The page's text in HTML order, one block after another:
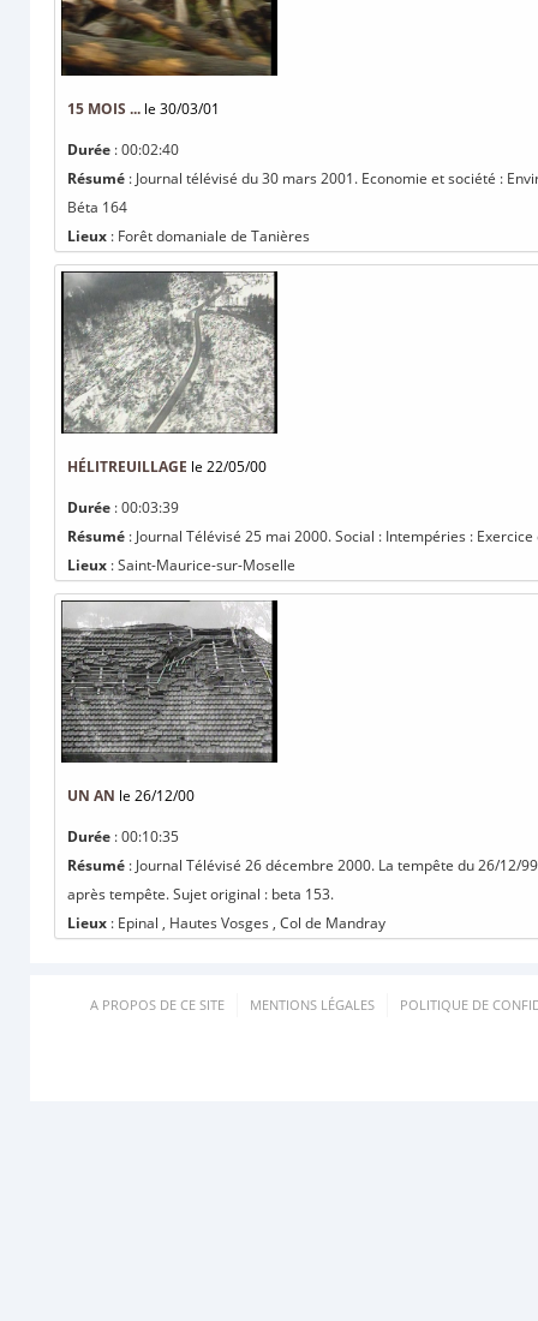
15 MOIS ... le 30/03/01
Durée : 00:02:40
Résumé : Journal télévisé du 30 mars 2001. Economie et société :
Béta 164
Lieux : Forêt domaniale de Tanières
HÉLITREUILLAGE le 22/05/00
Durée : 00:03:39
Résumé : Journal Télévisé 25 mai 2000. Social : Intempéries :
Lieux : Saint-Maurice-sur-Moselle
UN AN le 26/12/00
Durée : 00:10:35
Résumé : Journal Télévisé 26 décembre 2000. La tempête du 26/12/
après tempête. Sujet original : beta 153.
Lieux : Epinal , Hautes Vosges , Col de Mandray
A PROPOS DE CE SITE MENTIONS LÉGALES POLITIQUE DE